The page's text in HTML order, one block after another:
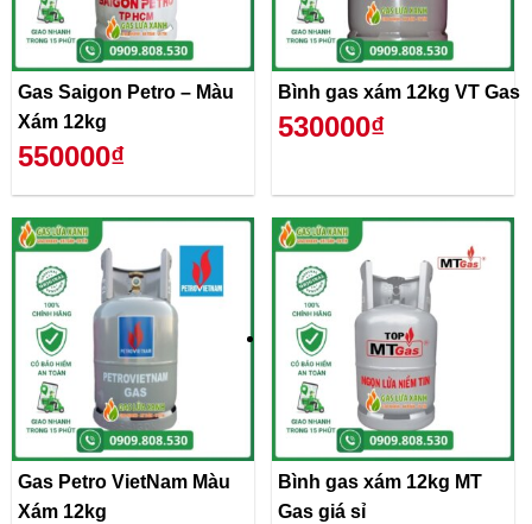
Gas Saigon Petro – Màu
Xám 12kg
550000₫
Bình gas xám 12kg VT Gas
530000₫
Gas Petro VietNam Màu
Xám 12kg
Bình gas xám 12kg MT
Gas giá sỉ